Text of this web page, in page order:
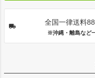
全国一律送料
※沖縄・離島など